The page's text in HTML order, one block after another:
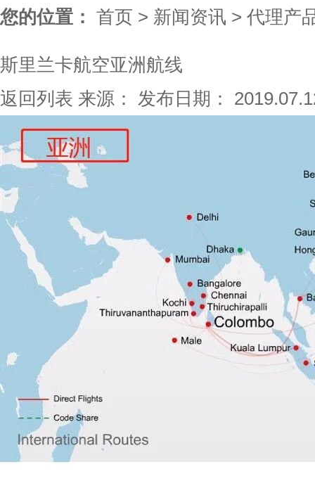
您的位置： 首页 > 新闻资讯 > 代理产
斯里兰卡航空亚洲航线
返回列表 来源： 发布日期：